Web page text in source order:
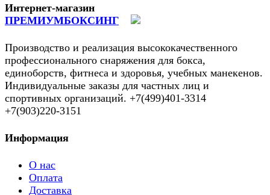
Интернет-магазин
ПРЕМИУМБОКСИНГ
Производство и реализация высококачественного
профессионального снаряжения для бокса,
единоборств, фитнеса и здоровья, учебных манекенов.
Индивидуальные заказы для частных лиц и
спортивных организаций. +7(499)401-3314
+7(903)220-3151
Информация
О нас
Оплата
Доставка